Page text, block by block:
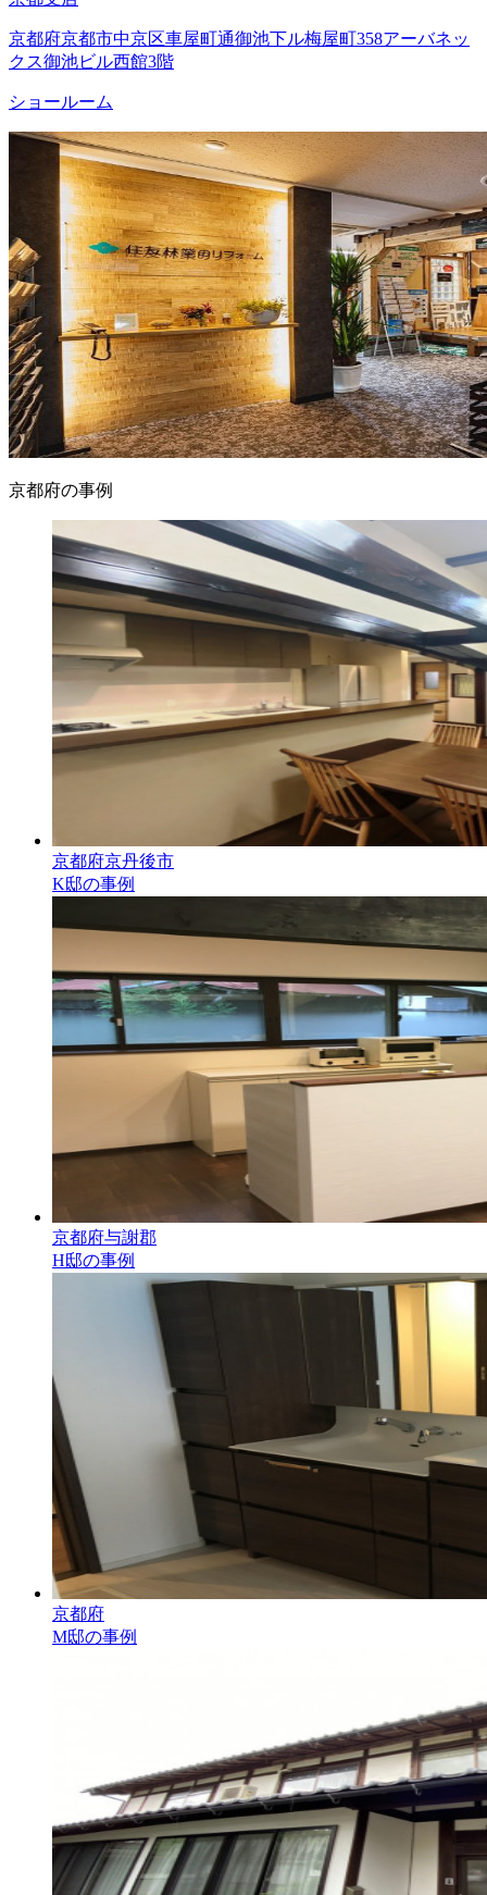
京都府京都市中京区車屋町通御池下ル梅屋町358アーバネッ
クス御池ビル西館3階
ショールーム
京都府の事例
京都府京丹後市
K邸の事例
京都府与謝郡
H邸の事例
京都府
M邸の事例